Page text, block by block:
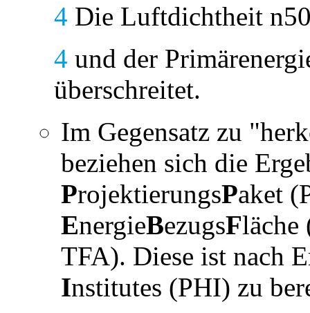
4 Die Luftdichtheit
4 und der
überschreitet.
Im Gegensatz zu
beziehen sich die
ProjektierungsPaket
EnergieBezugsFläche
TFA). Diese ist nach
Institutes (PHI) zu